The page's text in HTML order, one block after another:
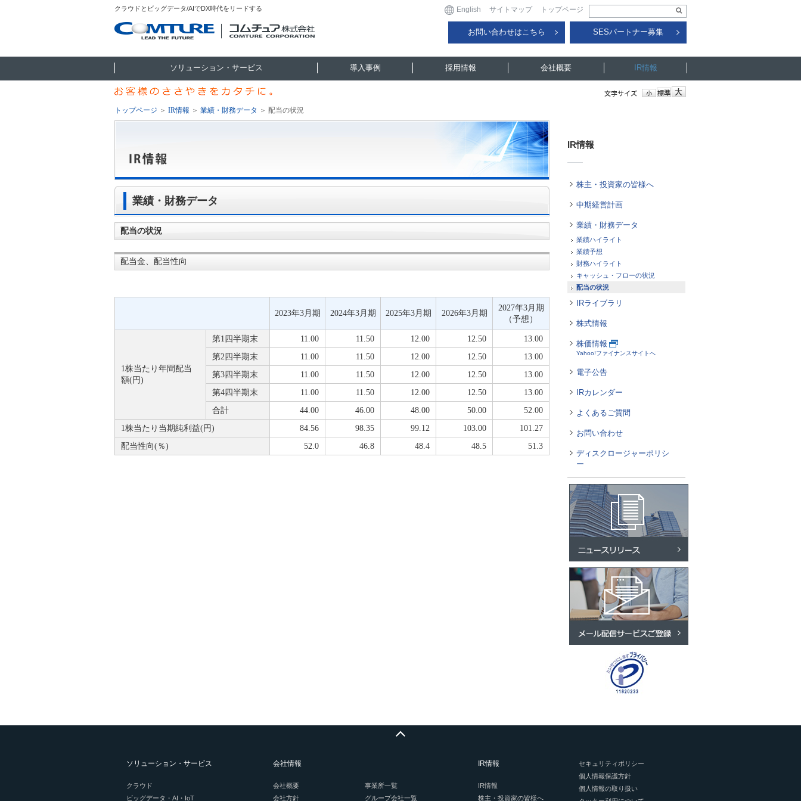
クラウドとビッグデータ/AIでDX時代をリードする English サイトマップ トップページ
お問い合わせはこちら SESパートナー募集
ソリューション・サービス 導入事例 採用情報 会社概要 IR情報
トップページ ＞ IR情報 ＞ 業績・財務データ ＞ 配当の状況
業績・財務データ
配当の状況
配当金、配当性向
2023年3月期 2024年3月期 2025年3月期 2026年3月期
2027年3月期
（予想）
1株当たり年間配当
額(円)
第1四半期末 11.00 11.50 12.00 12.50
13.00
第2四半期末
11.00 11.50 12.00 12.50
13.00
第3四半期末
11.00 11.50 12.00 12.50
13.00
第4四半期末
11.00 11.50 12.00 12.50
13.00
合計
44.00 46.00 48.00 50.00
52.00
1株当たり当期純利益(円)
84.56 98.35 99.12 103.00
101.27
配当性向(％)
52.0 46.8 48.4 48.5 51.3
IR情報
株主・投資家の皆様へ
中期経営計画
業績・財務データ
業績ハイライト
業績予想
財務ハイライト
キャッシュ・フローの状況
配当の状況
IRライブラリ
株式情報
株価情報
Yahoo!ファイナンスサイトへ
電子公告
IRカレンダー
よくあるご質問
お問い合わせ
ディスクロージャーポリシ
ー
ソリューション・サービス
クラウド
ビッグデータ・AI・IoT
会社情報
会社概要
会社方針
事業所一覧
グループ会社一覧
IR情報
IR情報
株主・投資家の皆様へ
セキュリティポリシー
個人情報保護方針
個人情報の取り扱い